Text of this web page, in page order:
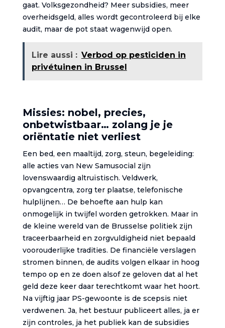
gaat. Volksgezondheid? Meer subsidies, meer
overheidsgeld, alles wordt gecontroleerd bij elke
audit, maar de pot staat wagenwijd open.
Lire aussi : Verbod op pesticiden in
privétuinen in Brussel
Missies: nobel, precies,
onbetwistbaar… zolang je je
oriëntatie niet verliest
Een bed, een maaltijd, zorg, steun, begeleiding:
alle acties van New Samusocial zijn
lovenswaardig altruïstisch. Veldwerk,
opvangcentra, zorg ter plaatse, telefonische
hulplijnen… De behoefte aan hulp kan
onmogelijk in twijfel worden getrokken. Maar in
de kleine wereld van de Brusselse politiek zijn
traceerbaarheid en zorgvuldigheid niet bepaald
voorouderlijke tradities. De financiële verslagen
stromen binnen, de audits volgen elkaar in hoog
tempo op en ze doen alsof ze geloven dat al het
geld deze keer daar terechtkomt waar het hoort.
Na vijftig jaar PS-gewoonte is de scepsis niet
verdwenen. Ja, het bestuur publiceert alles, ja er
zijn controles, ja het publiek kan de subsidies